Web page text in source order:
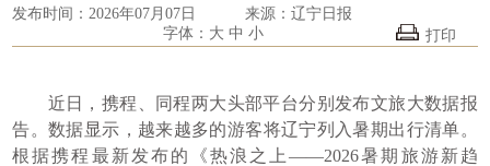
发布时间：2026年07月07日
来源：辽宁日报
打印
字体： 大 中 小
近日，携程、同程两大头部平台分别发布文旅大数据报
告。数据显示，越来越多的游客将辽宁列入暑期出行清单。
根据携程最新发布的《热浪之上——2026暑期旅游新趋